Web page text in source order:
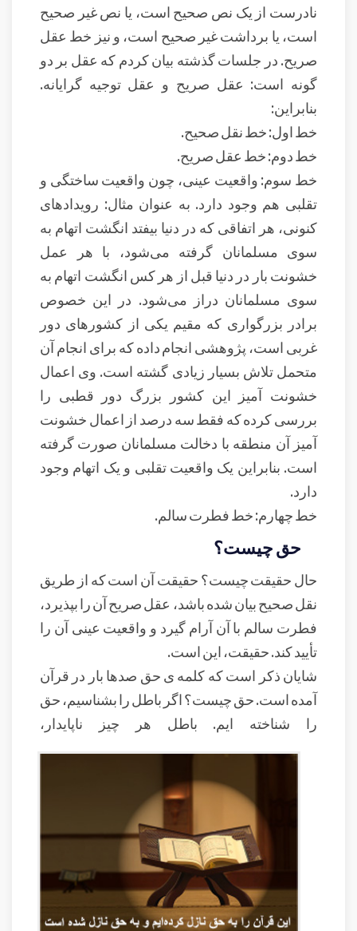
نادرست از یک نص صحیح است، یا نص غیر صحیح
است، یا برداشت غیر صحیح است، و نیز خط عقل
صریح. در جلسات گذشته بیان کردم که عقل بر دو
گونه است: عقل صریح و عقل توجیه گرایانه.
بنابراین:
خط اول: خط نقل صحیح.
خط دوم: خط عقل صریح.
خط سوم: واقعیت عینی، چون واقعیت ساختگی و
تقلبی هم وجود دارد. به عنوان مثال: رویدادهای
کنونی، هر اتفاقی که در دنیا بیفتد انگشت اتهام به
سوی مسلمانان گرفته می‌شود، با هر عمل
خشونت بار در دنیا قبل از هر کس انگشت اتهام به
سوی مسلمانان دراز می‌شود. در این خصوص
برادر بزرگواری که مقیم یکی از کشورهای دور
غربی است، پژوهشی انجام داده که برای انجام آن
متحمل تلاش بسیار زیادی گشته است. وی اعمال
خشونت آمیز این کشور بزرگ دور قطبی را
بررسی کرده که فقط سه درصد از اعمال خشونت
آمیز آن منطقه با دخالت مسلمانان صورت گرفته
است. بنابراین یک واقعیت تقلبی و یک اتهام وجود
دارد.
خط چهارم: خط فطرت سالم.
حق چیست؟
حال حقیقت چیست؟ حقیقت آن است که از طریق
نقل صحیح بیان شده باشد، عقل صریح آن را بپذیرد،
فطرت سالم با آن آرام گیرد و واقعیت عینی آن را
تأیید کند. حقیقت، این است.
شایان ذکر است که کلمه ی حق صدها بار در قرآن
آمده است. حق چیست؟ اگر باطل را بشناسیم، حق
را شناخته ایم. باطل هر چیز ناپایدار،